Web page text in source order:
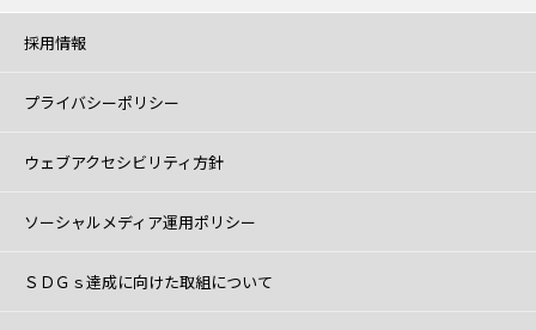
採用情報
プライバシーポリシー
ウェブアクセシビリティ方針
ソーシャルメディア運用ポリシー
ＳＤＧｓ達成に向けた取組について